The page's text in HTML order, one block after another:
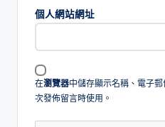
個人網站網址
在瀏覽器中儲存顯示名稱、電子
次發佈留言時使用。